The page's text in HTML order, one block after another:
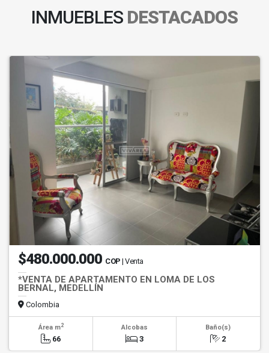
INMUEBLES DESTACADOS
$480.000.000 COP | Venta
*VENTA DE APARTAMENTO EN LOMA DE LOS
BERNAL, MEDELLÍN
Colombia
Área m2
66
Alcobas
3
Baño(s)
2